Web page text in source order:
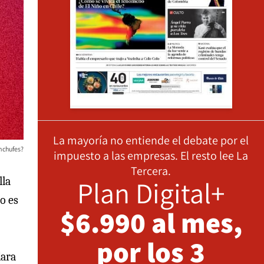
es
La mayoría no entiende el debate por el
impuesto a las empresas. El resto lee La
Tercera.
Plan Digital+
$6.990 al mes,
por los 3